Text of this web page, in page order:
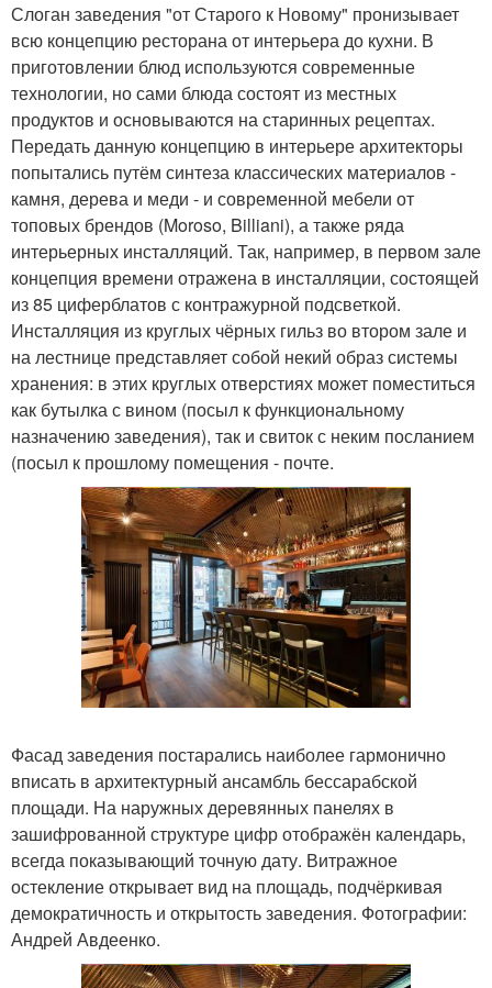
Слоган заведения "от Старого к Новому" пронизывает
всю концепцию ресторана от интерьера до кухни. В
приготовлении блюд используются современные
технологии, но сами блюда состоят из местных
продуктов и основываются на старинных рецептах.
Передать данную концепцию в интерьере архитекторы
попытались путём синтеза классических материалов -
камня, дерева и меди - и современной мебели от
топовых брендов (Moroso, Billiani), а также ряда
интерьерных инсталляций. Так, например, в первом зале
концепция времени отражена в инсталляции, состоящей
из 85 циферблатов с контражурной подсветкой.
Инсталляция из круглых чёрных гильз во втором зале и
на лестнице представляет собой некий образ системы
хранения: в этих круглых отверстиях может поместиться
как бутылка с вином (посыл к функциональному
назначению заведения), так и свиток с неким посланием
(посыл к прошлому помещения - почте.
Фасад заведения постарались наиболее гармонично
вписать в архитектурный ансамбль бессарабской
площади. На наружных деревянных панелях в
зашифрованной структуре цифр отображён календарь,
всегда показывающий точную дату. Витражное
остекление открывает вид на площадь, подчёркивая
демократичность и открытость заведения. Фотографии:
Андрей Авдеенко.